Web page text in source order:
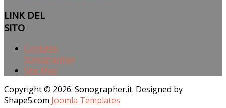
LINK DEL
SITO
Contatta
Sonographer
Site Map
Copyright © 2026. Sonographer.it. Designed by
Shape5.com Joomla Templates